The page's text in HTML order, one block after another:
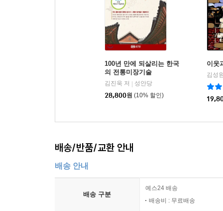
군산에서 발견한 독일 벽 미장 : 군산 장미 갤러
처리되어 있다. 독일 벽 미장은 시멘트 반죽을
오돌토돌하고 거칠게 바르는 미장법으로 주로
붙이기에 적합한 재료다. 군산 신
흥동의 일본식 가옥(일명 히로쓰 가옥)의 담장
붉은색 페인트가 덧칠해져 있다.
100년 만에 되살리는 한국
의 전통미장기술
김진욱 저
성안당
28,800원 (10% 할인)
이웃
김성
배송/반품/교환 안내
배송 안내
배송 구분
예스24 배송
배송비 : 무료배송